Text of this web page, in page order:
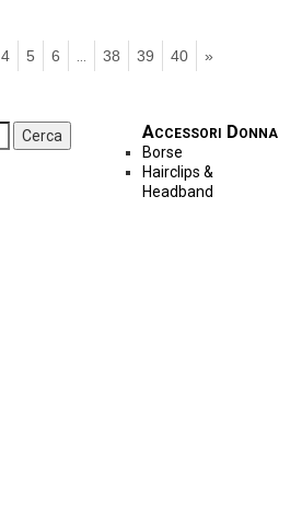
4 5 6 38 39 40 »
Cerca Accessori Donna
Borse
Hairclips &
Headband